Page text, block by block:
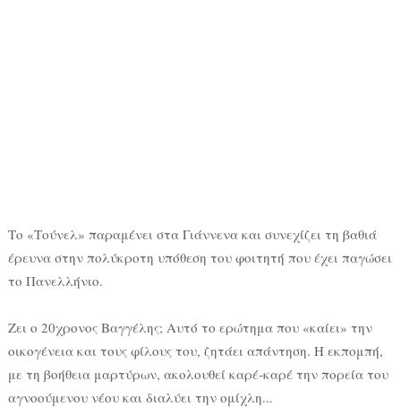
Το «Τούνελ» παραμένει στα Γιάννενα και συνεχίζει τη βαθιά
έρευνα στην πολύκροτη υπόθεση του φοιτητή που έχει παγώσει
το Πανελλήνιο.
Ζει ο 20χρονος Βαγγέλης; Αυτό το ερώτημα που «καίει» την
οικογένεια και τους φίλους του, ζητάει απάντηση. Η εκπομπή,
με τη βοήθεια μαρτύρων, ακολουθεί καρέ-καρέ την πορεία του
αγνοούμενου νέου και διαλύει την ομίχλη...